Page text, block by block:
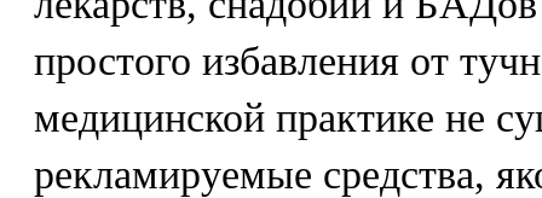
простого избавления от
медицинской практике не
рекламируемые средства,